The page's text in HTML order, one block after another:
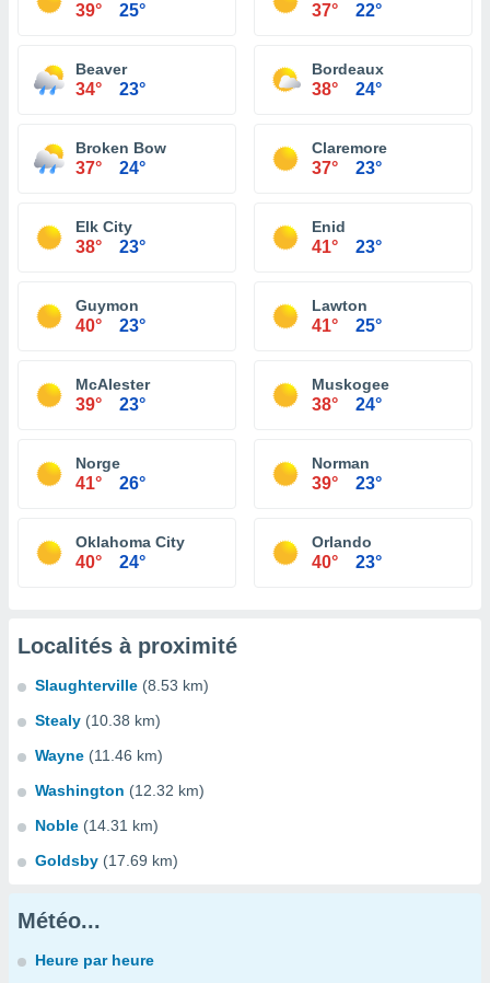
39° 25° 37° 22°
Beaver
34° 23°
Bordeaux
38° 24°
Broken Bow
37° 24°
Claremore
37° 23°
Elk City
38° 23°
Enid
41° 23°
Guymon
40° 23°
Lawton
41° 25°
McAlester
39° 23°
Muskogee
38° 24°
Norge
41° 26°
Norman
39° 23°
Oklahoma City
40° 24°
Orlando
40° 23°
Localités à proximité
Slaughterville (8.53 km)
Stealy (10.38 km)
Wayne (11.46 km)
Washington (12.32 km)
Noble (14.31 km)
Goldsby (17.69 km)
Météo...
Heure par heure